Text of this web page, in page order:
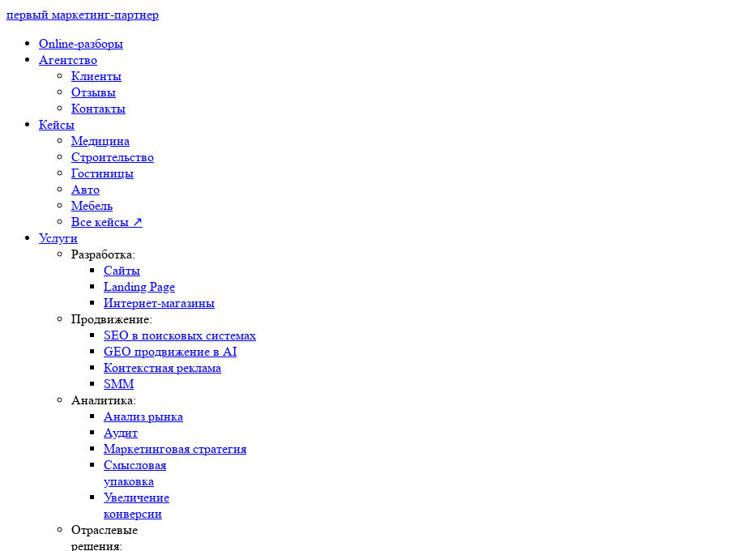
первый маркетинг-партнер
Online-разборы
Агентство
Клиенты
Отзывы
Контакты
Кейсы
Медицина
Строительство
Гостиницы
Авто
Мебель
Все кейсы ↗
Услуги
Разработка:
Сайты
Landing Page
Интернет-магазины
Продвижение:
SEO в поисковых системах
GEO продвижение в AI
Контекстная реклама
SMM
Аналитика:
Анализ рынка
Аудит
Маркетинговая стратегия
Смысловая
упаковка
Увеличение
конверсии
Отраслевые
решения: